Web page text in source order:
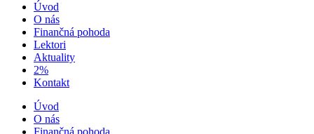
Úvod
O nás
Finančná pohoda
Lektori
Aktuality
2%
Kontakt
Úvod
O nás